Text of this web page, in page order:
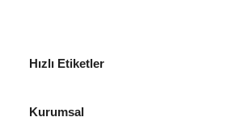
Hızlı Etiketler
Kurumsal